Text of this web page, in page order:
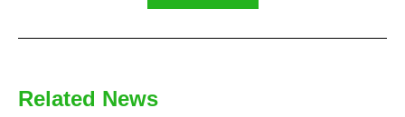
Related News